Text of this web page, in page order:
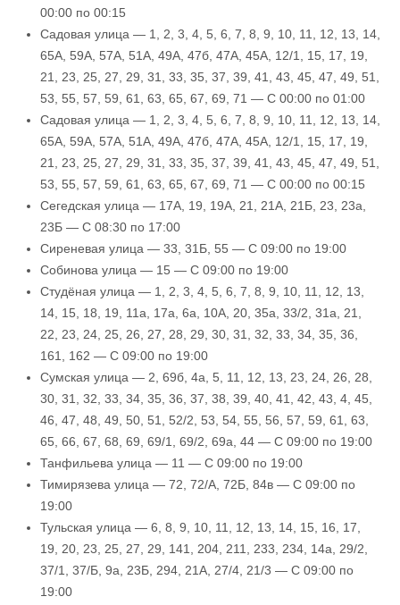
00:00 по 00:15
Садовая улица — 1, 2, 3, 4, 5, 6, 7, 8, 9, 10, 11, 12, 13, 14,
65А, 59А, 57А, 51А, 49А, 47б, 47А, 45А, 12/1, 15, 17, 19,
21, 23, 25, 27, 29, 31, 33, 35, 37, 39, 41, 43, 45, 47, 49, 51,
53, 55, 57, 59, 61, 63, 65, 67, 69, 71 — С 00:00 по 01:00
Садовая улица — 1, 2, 3, 4, 5, 6, 7, 8, 9, 10, 11, 12, 13, 14,
65А, 59А, 57А, 51А, 49А, 47б, 47А, 45А, 12/1, 15, 17, 19,
21, 23, 25, 27, 29, 31, 33, 35, 37, 39, 41, 43, 45, 47, 49, 51,
53, 55, 57, 59, 61, 63, 65, 67, 69, 71 — С 00:00 по 00:15
Сегедская улица — 17А, 19, 19А, 21, 21А, 21Б, 23, 23а,
23Б — С 08:30 по 17:00
Сиреневая улица — 33, 31Б, 55 — С 09:00 по 19:00
Собинова улица — 15 — С 09:00 по 19:00
Студёная улица — 1, 2, 3, 4, 5, 6, 7, 8, 9, 10, 11, 12, 13,
14, 15, 18, 19, 11а, 17а, 6а, 10А, 20, 35а, 33/2, 31а, 21,
22, 23, 24, 25, 26, 27, 28, 29, 30, 31, 32, 33, 34, 35, 36,
161, 162 — С 09:00 по 19:00
Сумская улица — 2, 69б, 4а, 5, 11, 12, 13, 23, 24, 26, 28,
30, 31, 32, 33, 34, 35, 36, 37, 38, 39, 40, 41, 42, 43, 4, 45,
46, 47, 48, 49, 50, 51, 52/2, 53, 54, 55, 56, 57, 59, 61, 63,
65, 66, 67, 68, 69, 69/1, 69/2, 69а, 44 — С 09:00 по 19:00
Танфильева улица — 11 — С 09:00 по 19:00
Тимирязева улица — 72, 72/А, 72Б, 84в — С 09:00 по
19:00
Тульская улица — 6, 8, 9, 10, 11, 12, 13, 14, 15, 16, 17,
19, 20, 23, 25, 27, 29, 141, 204, 211, 233, 234, 14а, 29/2,
37/1, 37/Б, 9а, 23Б, 294, 21А, 27/4, 21/3 — С 09:00 по
19:00